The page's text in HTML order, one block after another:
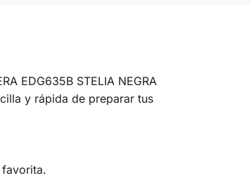
EDG635B STELIA NEGRA
y rápida de preparar tus